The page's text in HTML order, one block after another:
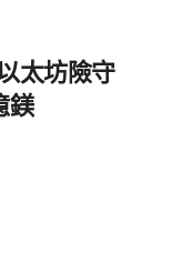
太坊險守
鎂